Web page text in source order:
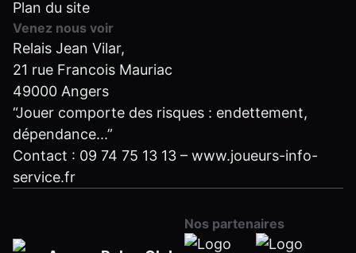
Plan du site
Venez nous voir
Relais Jean Vilar,
21 rue Francois Mauriac
49000 Angers
“Jouer comporte des risques : endettement,
dépendance...”
Contact : 09 74 75 13 13 – www.joueurs-info-
service.fr
Nos partenaires